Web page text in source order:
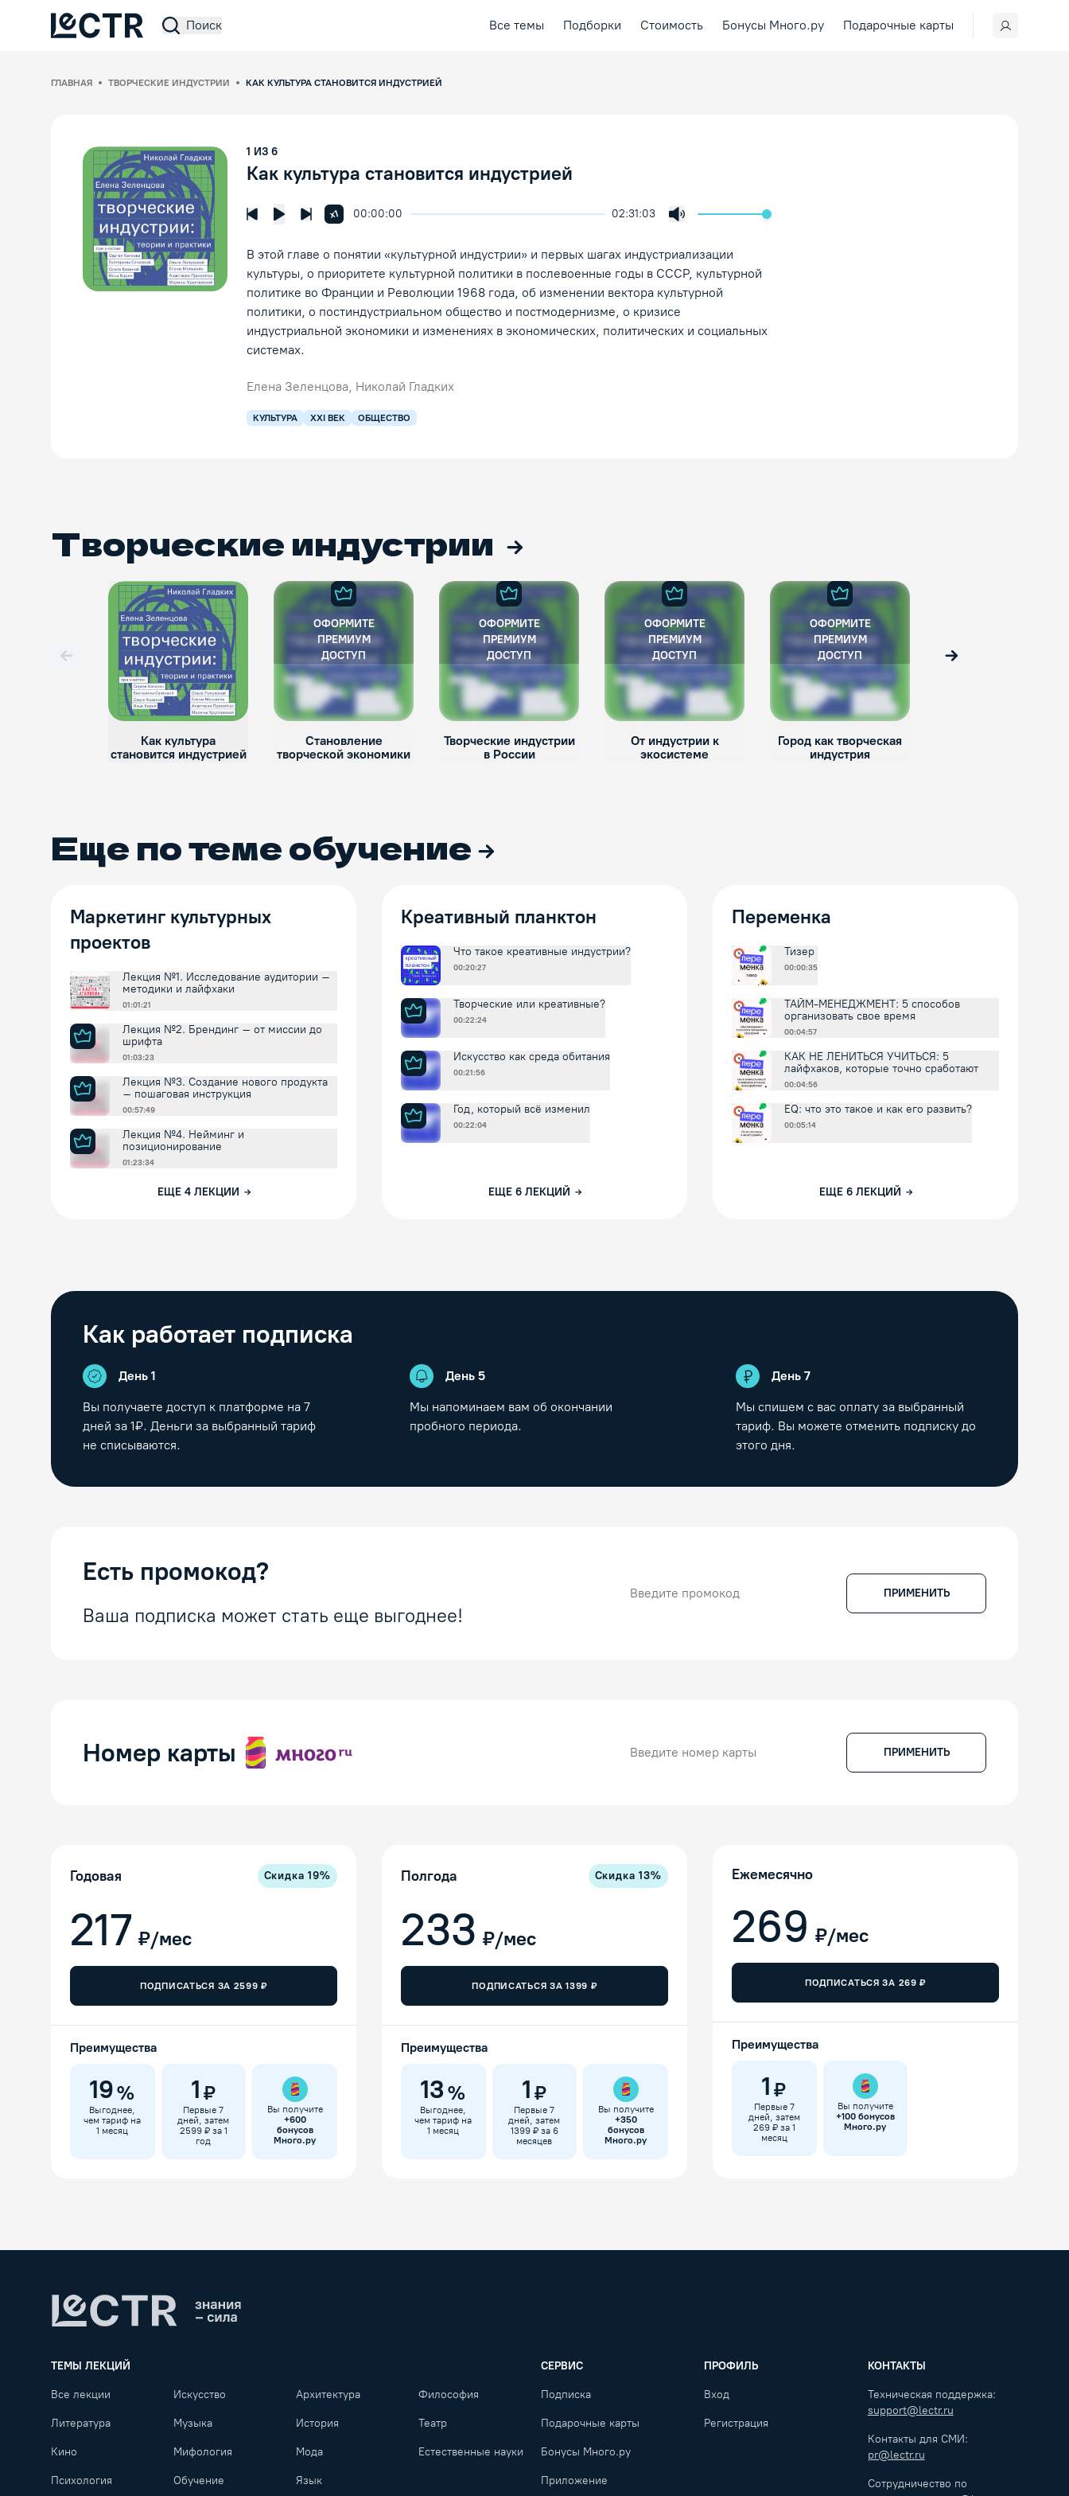
Поиск Все темы Подборки Стоимость Бонусы Много.ру Подарочные карты
ГЛАВНАЯ ТВОРЧЕСКИЕ ИНДУСТРИИ КАК КУЛЬТУРА СТАНОВИТСЯ ИНДУСТРИЕЙ
1 ИЗ 6
Как культура становится индустрией
00:00:00 02:31:03
Предыдущая лекцияСледующая лекция
x1Увеличить скорость воспроизведения
В этой главе о понятии «культурной индустрии» и первых шагах индустриализации
культуры, о приоритете культурной политики в послевоенные годы в СССР, культурной
политике во Франции и Революции 1968 года, об изменении вектора культурной
политики, о постиндустриальном общество и постмодернизме, о кризисе
индустриальной экономики и изменениях в экономических, политических и социальных
системах.
Елена Зеленцова, Николай Гладких
КУЛЬТУРА XXI ВЕК ОБЩЕСТВО
Творческие индустрии
Вперед
Как культура
становится индустрией
ОФОРМИТЕ
ПРЕМИУМ
ДОСТУП
Становление
творческой экономики
ОФОРМИТЕ
ПРЕМИУМ
ДОСТУП
Творческие индустрии
в России
ОФОРМИТЕ
ПРЕМИУМ
ДОСТУП
От индустрии к
экосистеме
ОФОРМИТЕ
ПРЕМИУМ
ДОСТУП
Город как творческая
индустрия
Вперед
Еще по темеобучение
Маркетинг культурных
проектов
Лекция №1. Исследование аудитории –
методики и лайфхаки
01:01:21
Лекция №2. Брендинг – от миссии до
шрифта
01:03:23
Лекция №3. Создание нового продукта
– пошаговая инструкция
00:57:49
Лекция №4. Нейминг и
позиционирование
01:23:34
ЕЩЕ 4 ЛЕКЦИИ
Креативный планктон
Что такое креативные индустрии?
00:20:27
Творческие или креативные?
00:22:24
Искусство как среда обитания
00:21:56
Год, который всё изменил
00:22:04
ЕЩЕ 6 ЛЕКЦИЙ
Переменка
Тизер
00:00:35
ТАЙМ-МЕНЕДЖМЕНТ: 5 способов
организовать свое время
00:04:57
КАК НЕ ЛЕНИТЬСЯ УЧИТЬСЯ: 5
лайфхаков, которые точно сработают
00:04:56
EQ: что это такое и как его развить?
00:05:14
ЕЩЕ 6 ЛЕКЦИЙ
Как работает подписка
День 1
Вы получаете доступ к платформе на 7
дней за 1₽. Деньги за выбранный тариф
не списываются.
День 5
Мы напоминаем вам об окончании
пробного периода.
День7
Мы спишем с вас оплату за выбранный
тариф. Вы можете отменить подписку до
этого дня.
Есть промокод?
Ваша подписка может стать еще выгоднее!
ПРИМЕНИТЬ
Номер карты ПРИМЕНИТЬ
Годовая Скидка19%
217 ₽/мес
ПОДПИСАТЬСЯ ЗА 2599 ₽
Преимущества
19%
Выгоднее,
чем тариф на
1 месяц
1 ₽
Первые 7
дней, затем
2599 ₽ за 1
год
Вы получите
+600
бонусов
Много.ру
Полгода Скидка13%
233 ₽/мес
ПОДПИСАТЬСЯ ЗА1399 ₽
Преимущества
13 %
Выгоднее,
чем тариф на
1 месяц
1 ₽
Первые 7
дней, затем
1399 ₽ за 6
месяцев
Вы получите
+350
бонусов
Много.ру
Ежемесячно
269 ₽/мес
ПОДПИСАТЬСЯ ЗА 269 ₽
Преимущества
1 ₽
Первые 7
дней, затем
269 ₽ за 1
месяц
Вы получите
+100бонусов
Много.ру
ТЕМЫ ЛЕКЦИЙ
Все лекции Искусство Архитектура Философия
Литература Музыка История Театр
Кино Мифология Мода Естественные науки
Психология Обучение Язык
СЕРВИС
Подписка
Подарочные карты
Бонусы Много.ру
Приложение
ПРОФИЛЬ
Вход
Регистрация
КОНТАКТЫ
Техническая поддержка:
support@lectr.ru
Контакты для СМИ:
pr@lectr.ru
Сотрудничество по